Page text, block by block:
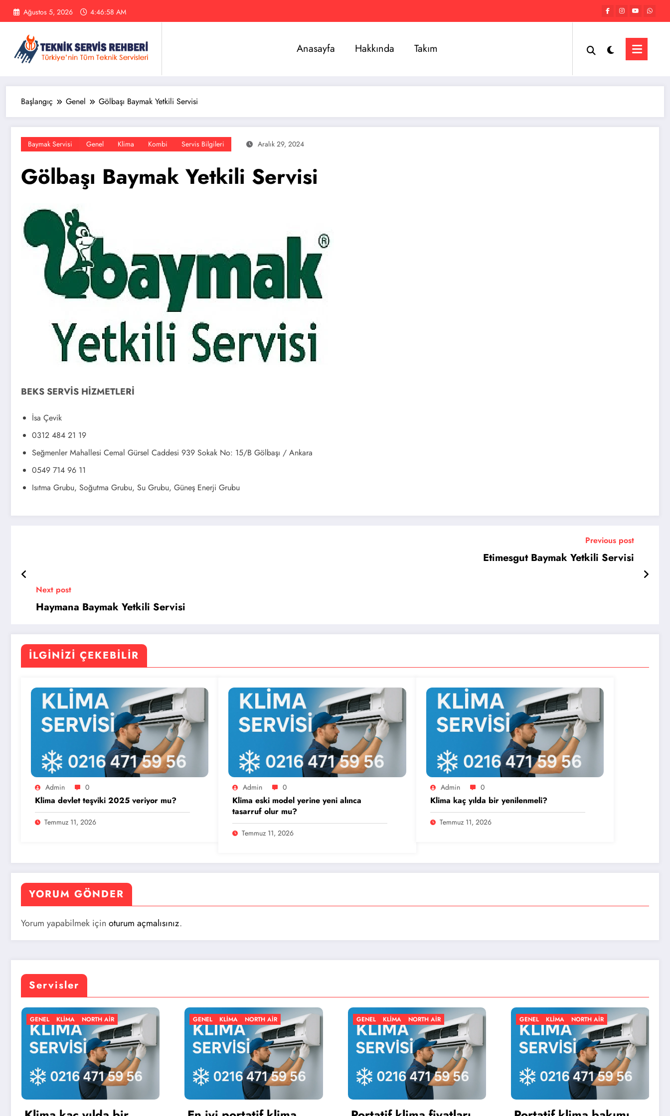
İçeriğe
Ağustos 5, 2026 4:46:58 AM
Anasayfa Hakkında Takım
Başlangıç Genel Gölbaşı Baymak Yetkili Servisi
Baymak Servisi Genel Klima Kombi Servis Bilgileri Aralık 29, 2024
Gölbaşı Baymak Yetkili Servisi
BEKS SERVİS HİZMETLERİ
İsa Çevik
0312 484 21 19
Seğmenler Mahallesi Cemal Gürsel Caddesi 939 Sokak No: 15/B Gölbaşı / Ankara
0549 714 96 11
Isıtma Grubu, Soğutma Grubu, Su Grubu, Güneş Enerji Grubu
Previous post
Etimesgut Baymak Yetkili Servisi
Next post
Haymana Baymak Yetkili Servisi
İLGINIZI ÇEKEBILIR
Admin 0
Klima devlet teşviki 2025 veriyor mu?
Temmuz 11, 2026
Admin 0
Klima eski model yerine yeni alınca
tasarruf olur mu?
Temmuz 11, 2026
Admin 0
Klima kaç yılda bir yenilenmeli?
Temmuz 11, 2026
YORUM GÖNDER
Yorum yapabilmek için oturum açmalısınız.
Servisler
GENEL KLIMA NORTH AIR GENEL KLIMA NORTH AIR GENEL KLIMA NORTH AIR GENEL KLIMA NORTH